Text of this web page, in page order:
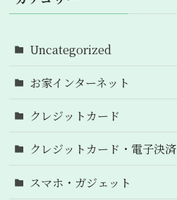
Uncategorized
お家インターネット
クレジットカード
クレジットカード・電子決済
スマホ・ガジェット